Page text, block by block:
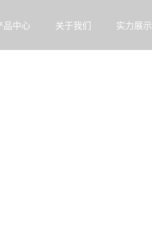
品中心 关于我们 实力展示